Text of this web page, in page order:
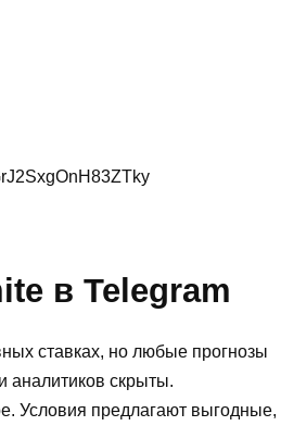
в Telegram
ставках, но любые прогнозы
аналитиков скрыты.
Условия предлагают выгодные,